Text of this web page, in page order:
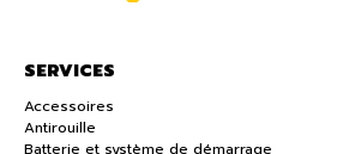
SERVICES
Accessoires
Antirouille
Batterie et système de démarrage